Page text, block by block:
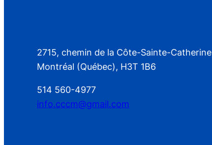
2715, chemin de la Côte-Sainte-Catherine
Montréal (Québec), H3T 1B6
514 560-4977
info.cccm@gmail.com